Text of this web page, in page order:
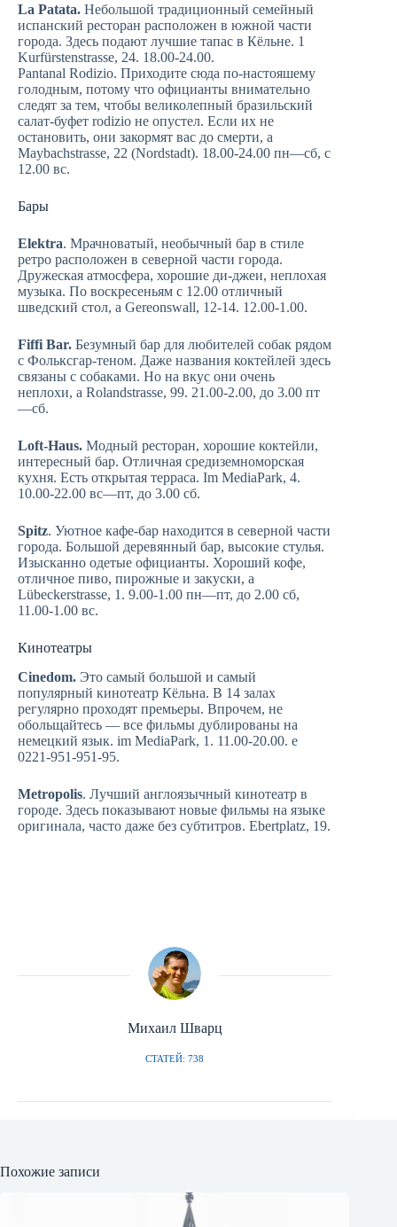
La Patata. Небольшой традиционный семейный
испанский ресторан расположен в южной части
города. Здесь подают лучшие тапас в Кёльне. 1
Kurfürstenstrasse, 24. 18.00-24.00.
Pantanal Rodizio. Приходите сюда по-настояшему
голодным, потому что официанты внимательно
следят за тем, чтобы великолепный бразильский
салат-буфет rodizio не опустел. Если их не
остановить, они закормят вас до смерти, а
Maybachstrasse, 22 (Nordstadt). 18.00-24.00 пн—сб, с
12.00 вс.
Бары
Elektra. Мрачноватый, необычный бар в стиле
ретро расположен в северной части города.
Дружеская атмосфера, хорошие ди-джеи, неплохая
музыка. По воскресеньям с 12.00 отличный
шведский стол, а Gereonswall, 12-14. 12.00-1.00.
Fiffi Bar. Безумный бар для любителей собак рядом
с Фольксгар-теном. Даже названия коктейлей здесь
связаны с собаками. Но на вкус они очень
неплохи, а Rolandstrasse, 99. 21.00-2.00, до 3.00 пт
—сб.
Loft-Haus. Модный ресторан, хорошие коктейли,
интересный бар. Отличная средиземноморская
кухня. Есть открытая терраса. Im MediaPark, 4.
10.00-22.00 вс—пт, до 3.00 сб.
Spitz. Уютное кафе-бар находится в северной части
города. Большой деревянный бар, высокие стулья.
Изысканно одетые официанты. Хороший кофе,
отличное пиво, пирожные и закуски, а
Lübeckerstrasse, 1. 9.00-1.00 пн—пт, до 2.00 сб,
11.00-1.00 вс.
Кинотеатры
Cinedom. Это самый большой и самый
популярный кинотеатр Кёльна. В 14 залах
регулярно проходят премьеры. Впрочем, не
обольщайтесь — все фильмы дублированы на
немецкий язык. im MediaPark, 1. 11.00-20.00. е
0221-951-951-95.
Metropolis. Лучший англоязычный кинотеатр в
городе. Здесь показывают новые фильмы на языке
оригинала, часто даже без субтитров. Ebertplatz, 19.
Михаил Шварц
СТАТЕЙ: 738
Похожие записи